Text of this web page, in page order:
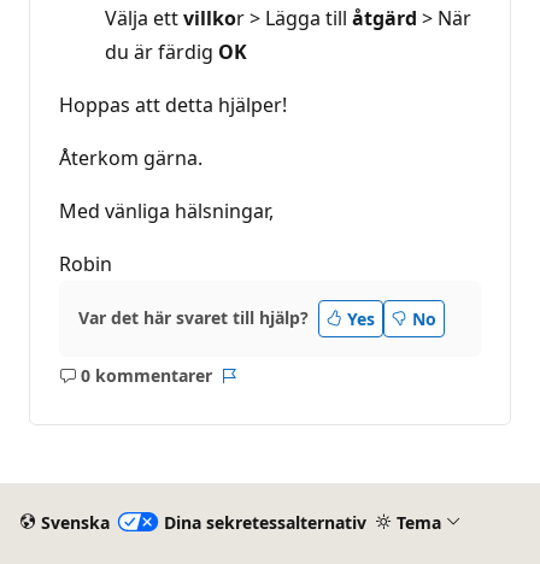
Välja ettvillkor > Lägga till åtgärd > När
du är färdig OK
Hoppas att detta hjälper!
Återkom gärna.
Med vänliga hälsningar,
Robin
Var det här svaret till hjälp? Yes No
0 kommentarer
Inga
Svenska Dina sekretessalternativ Tema